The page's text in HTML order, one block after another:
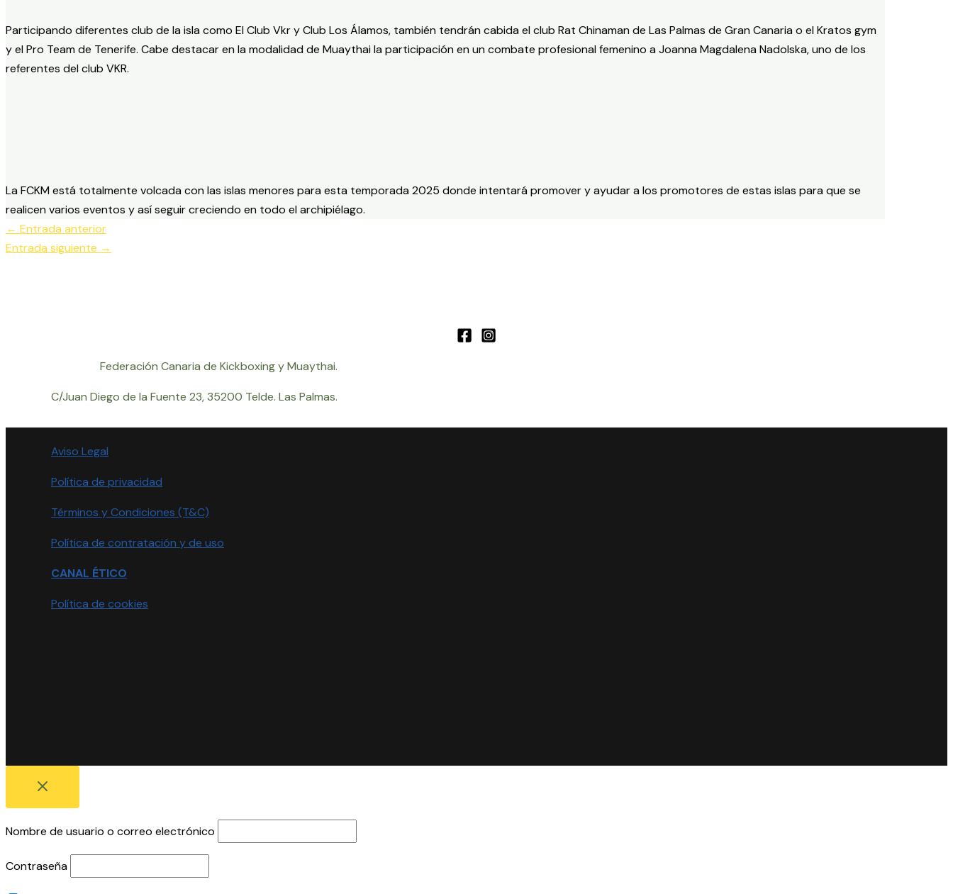
Participando diferentes club de la isla como El Club Vkr y Club Los Álamos, también tendrán cabida el club Rat Chinaman de Las Palmas de Gran Canaria o el Kratos gym
y el Pro Team de Tenerife. Cabe destacar en la modalidad de Muaythai la participación en un combate profesional femenino a Joanna Magdalena Nadolska, uno de los
referentes del club VKR.
La FCKM está totalmente volcada con las islas menores para esta temporada 2025 donde intentará promover y ayudar a los promotores de estas islas para que se
realicen varios eventos y así seguir creciendo en todo el archipiélago.
← Entrada anterior
Entrada siguiente →
Federación Canaria de Kickboxing y Muaythai.
C/Juan Diego de la Fuente 23, 35200 Telde. Las Palmas.
Aviso Legal
Política de privacidad
Términos y Condiciones (T&C)
Política de contratación y de uso
CANAL ÉTICO
Política de cookies
Nombre de usuario o correo electrónico
Contraseña